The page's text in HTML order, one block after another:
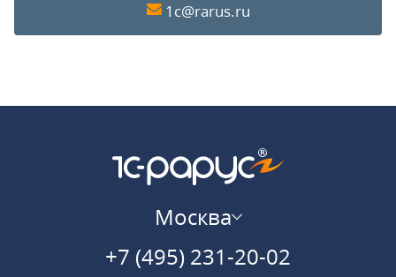
1c@rarus.ru
Москва
+7 (495) 231-20-02